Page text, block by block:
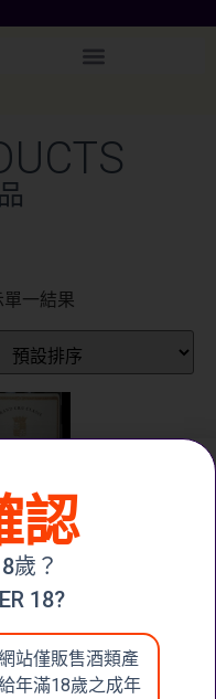
單一結果
CRU
內容
認
歲？
18?
站僅販售酒類產
年滿18歲之成年